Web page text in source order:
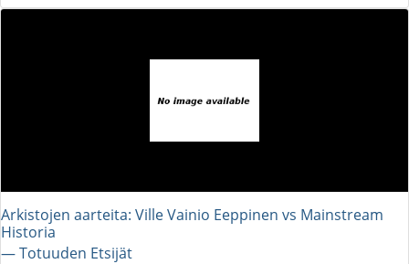
Arkistojen aarteita: Ville Vainio Eeppinen vs Mainstream
Historia
― Totuuden Etsijät